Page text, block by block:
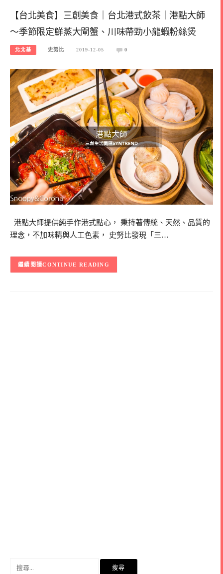
【台北美食】三創美食｜台北港式飲茶｜港點大師
～季節限定鮮蒸大閘蟹、川味帶勁小龍蝦粉絲煲
北北基 史努比 2019-12-05 0
港點大師提供純手作港式點心， 秉持著傳統、天然、品質的
理念，不加味精與人工色素， 史努比發現「三…
CONTINUE READING